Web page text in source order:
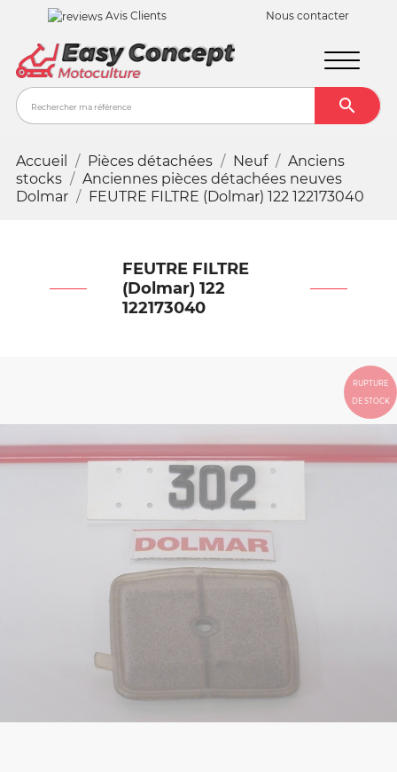
Avis Clients Nous contacter

Accueil Pièces détachées Neuf
Anciens
stocks
Anciennes pièces détachées neuves
Dolmar
FEUTRE FILTRE (Dolmar) 122 122173040
FEUTRE FILTRE
(Dolmar) 122
122173040
RUPTURE
DE STOCK